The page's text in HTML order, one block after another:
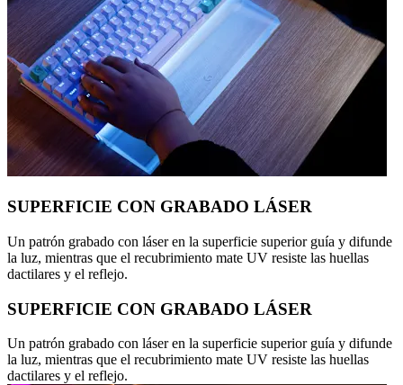
SUPERFICIE CON GRABADO LÁSER
Un patrón grabado con láser en la superficie superior guía y difunde
la luz, mientras que el recubrimiento mate UV resiste las huellas
dactilares y el reflejo.
SUPERFICIE CON GRABADO LÁSER
Un patrón grabado con láser en la superficie superior guía y difunde
la luz, mientras que el recubrimiento mate UV resiste las huellas
dactilares y el reflejo.